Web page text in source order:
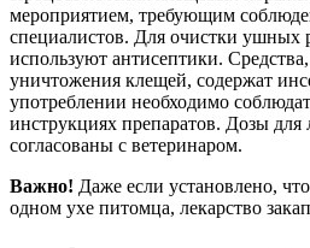
мероприятием, требующим
специалистов. Для очистки ушных
используют антисептики.
уничтожения клещей, содержат
употреблении необходимо
инструкциях препаратов. Дозы
согласованы с ветеринаром.
Важно! Даже если установлено,
одном ухе питомца, лекарство